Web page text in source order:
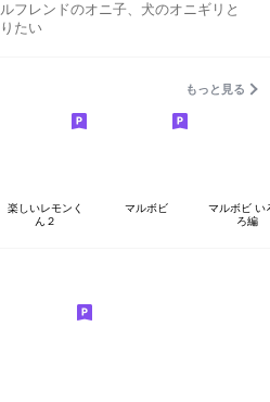
フレンドのオニ子、犬のオニギリと
たい
もっと見る
楽しいレモンく
ん２
マルボビ
マルボビ い
ろ編